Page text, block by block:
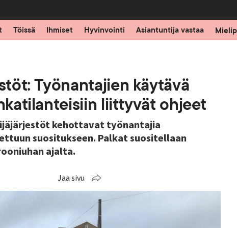
Töissä Ihmiset Hyvinvointi Asiantuntija vastaa
Työnantajien käytävä
liittyvät ohjeet
kehottavat työnantajia
suositukseen. Palkat suositellaan
ajalta.
Jaa sivu